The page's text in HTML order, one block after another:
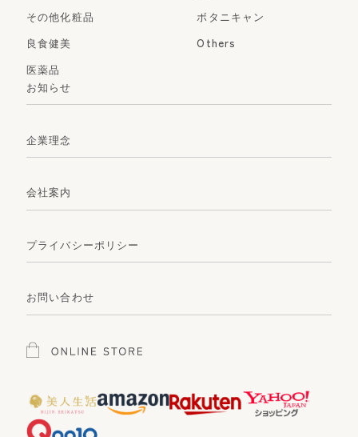
その他化粧品
ボタニキャン
良食健美
Others
医薬品
お知らせ
企業理念
会社案内
プライバシーポリシー
お問い合わせ